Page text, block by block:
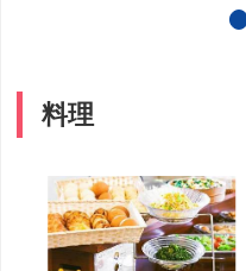
料理